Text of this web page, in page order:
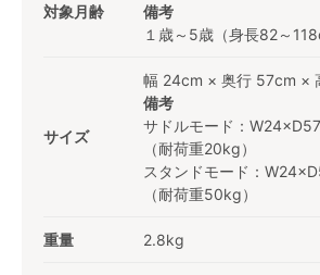
対象月齢
備考
１歳～5歳（身長82～
サイズ
幅 24cm × 奥行 57cm ×
備考
サドルモード：
（耐荷重20kg）
スタンドモード：
（耐荷重50kg）
重量 2.8kg